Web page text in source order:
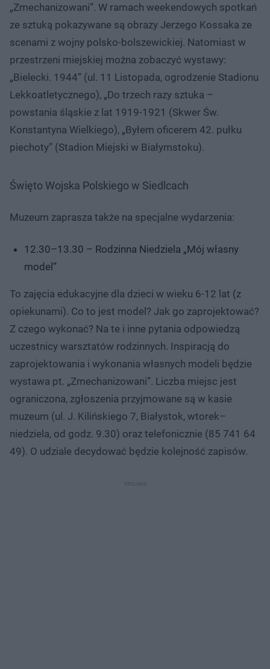
„Zmechanizowani”. W ramach weekendowych spotkań
ze sztuką pokazywane są obrazy Jerzego Kossaka ze
scenami z wojny polsko-bolszewickiej. Natomiast w
przestrzeni miejskiej można zobaczyć wystawy:
„Bielecki. 1944” (ul. 11 Listopada, ogrodzenie Stadionu
Lekkoatletycznego), „Do trzech razy sztuka –
powstania śląskie z lat 1919-1921 (Skwer Św.
Konstantyna Wielkiego), „Byłem oficerem 42. pułku
piechoty” (Stadion Miejski w Białymstoku).
Święto Wojska Polskiego w Siedlcach
Muzeum zaprasza także na specjalne wydarzenia:
12.30–13.30 – Rodzinna Niedziela „Mój własny
model”
To zajęcia edukacyjne dla dzieci w wieku 6-12 lat (z
opiekunami). Co to jest model? Jak go zaprojektować?
Z czego wykonać? Na te i inne pytania odpowiedzą
uczestnicy warsztatów rodzinnych. Inspiracją do
zaprojektowania i wykonania własnych modeli będzie
wystawa pt. „Zmechanizowani”. Liczba miejsc jest
ograniczona, zgłoszenia przyjmowane są w kasie
muzeum (ul. J. Kilińskiego 7, Białystok, wtorek–
niedziela, od godz. 9.30) oraz telefonicznie (85 741 64
49). O udziale decydować będzie kolejność zapisów.